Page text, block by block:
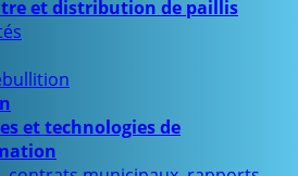
et distribution de paillis
et technologies de